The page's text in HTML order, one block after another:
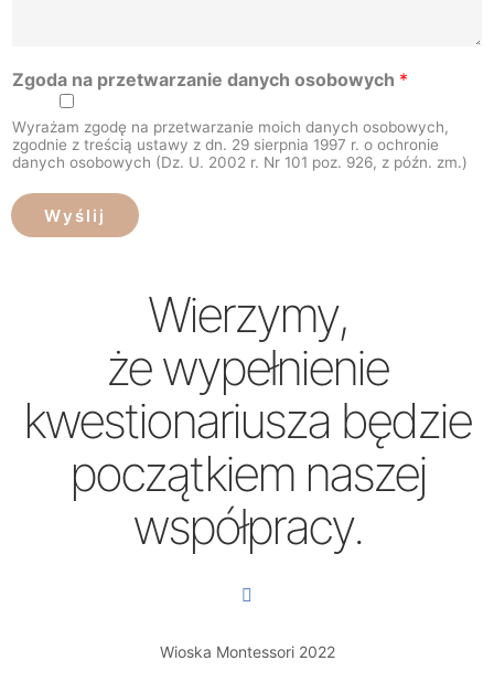
Zgoda na przetwarzanie danych osobowych *
Wyrażam zgodę na przetwarzanie moich danych osobowych,
zgodnie z treścią ustawy z dn. 29 sierpnia 1997 r. o ochronie
danych osobowych (Dz. U. 2002 r. Nr 101 poz. 926, z późn. zm.)
Wyślij
Wierzymy,
że wypełnienie
kwestionariusza będzie
początkiem naszej
współpracy.
Wioska Montessori 2022